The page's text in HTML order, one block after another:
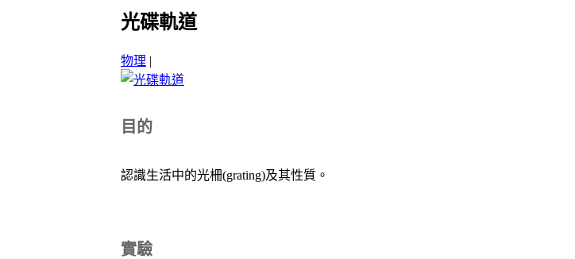
光碟軌道
物理 |
目的
認識生活中的光柵(grating)及其性質。
實驗